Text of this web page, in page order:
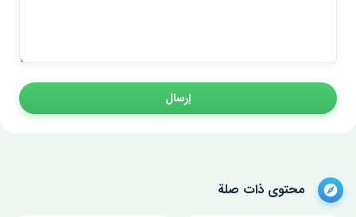
إرسال
محتوى ذات صلة